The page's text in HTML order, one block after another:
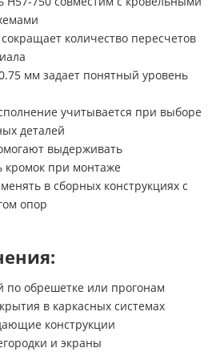
количество пересчетов
мм задает понятный уровень
учитывается при выборе
деталей
выдерживать
кромок при монтаже
в сборных конструкциях с
опор
по обрешетке или прогонам
в каркасных системах
конструкции
и экраны